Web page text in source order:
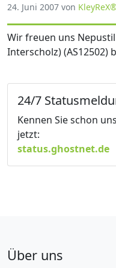
24. Juni 2007 von
Wir freuen uns
Interscholz) (AS12502)
24/7
Kennen Sie schon
jetzt:
status.ghostnet.de
Über uns